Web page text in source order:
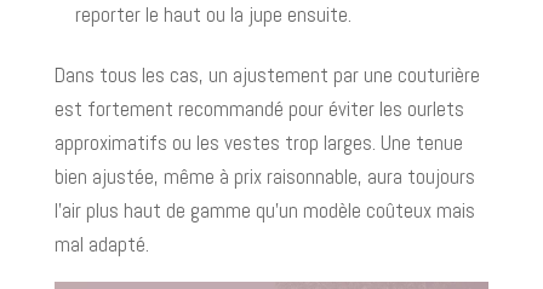
reporter le haut ou la jupe ensuite.
Dans tous les cas, un ajustement par une couturière
est fortement recommandé pour éviter les ourlets
approximatifs ou les vestes trop larges. Une tenue
bien ajustée, même à prix raisonnable, aura toujours
l’air plus haut de gamme qu’un modèle coûteux mais
mal adapté.